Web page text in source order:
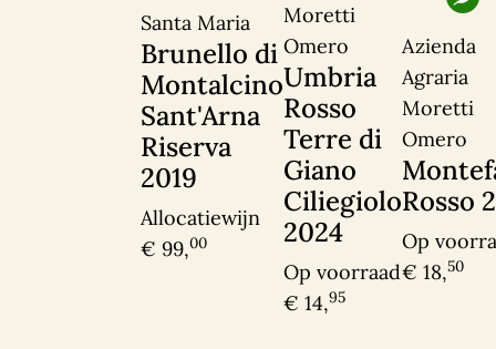
Santa Maria
Brunello di
Montalcino
Sant'Arna
Riserva
2019
Allocatiewijn
€ 99,00
Moretti
Omero
Umbria
Rosso
Terre di
Giano
Ciliegiolo
2024
Op voorraad
€ 14,95
Azienda
Agraria
Moretti
Omero
Rosso
Op
€ 18,50